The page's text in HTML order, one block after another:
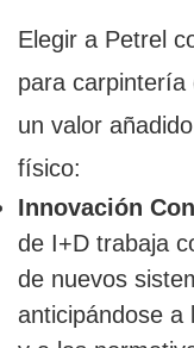
Elegir a Petrel
para carpintería
un valor
físico:
Innovación
de I+D trabaja
de nuevos
anticipándose a